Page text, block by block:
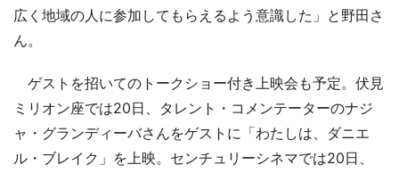
広く地域の人に参加してもらえるよう意識した」と野田さ
ん。
ゲストを招いてのトークショー付き上映会も予定。伏見
ミリオン座では20日、タレント・コメンテーターのナジ
ャ・グランディーバさんをゲストに「わたしは、ダニエ
ル・ブレイク」を上映。センチュリーシネマでは20日、